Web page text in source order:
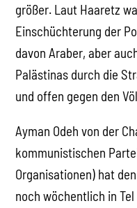
größer. Laut Haaretz
Einschüchterung der
davon Araber, aber
Palästinas durch die
und offen gegen den
Ayman Odeh von der
kommunistischen
Organisationen) hat
noch wöchentlich in